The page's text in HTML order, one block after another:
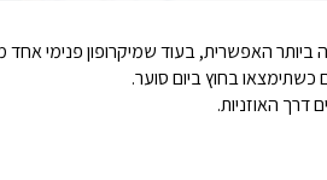
בחוץ ביום סוער.